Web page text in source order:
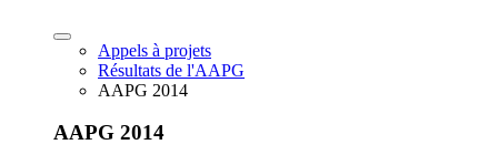
Appels à projets
Résultats de l'AAPG
AAPG 2014
AAPG 2014